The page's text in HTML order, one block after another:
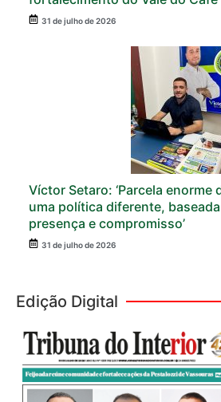
31 de julho de 2026
Víctor Setaro: ‘Parcela enorme
uma política diferente,
presença e compromisso’
31 de julho de 2026
Edição Digital